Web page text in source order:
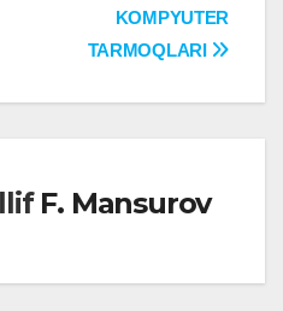
KOMPYUTER
TARMOQLARI
F. Mansurov